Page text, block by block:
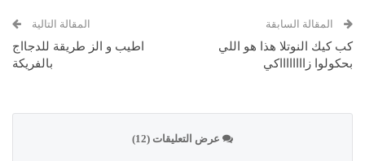
المقالة السابقة
كب كيك النوتلا هذا هو اللي
بحكولوا زااااااااكي
المقالة التالية
اطيب و الز طريقة للدجااج
بالفريكة
عرض التعليقات (12)